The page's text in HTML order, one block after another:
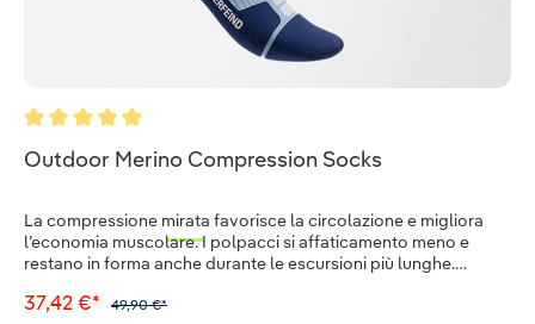
Valutazione media di 5 su 5 stelle
Outdoor Merino Compression Socks
La compressione mirata favorisce la circolazione e migliora
l’economia muscolare. I polpacci si affaticamento meno e
restano in forma anche durante le escursioni più lunghe.
straordinaria comodità: la fibra naturale mantiene il piede
37,42 €* 49,90 €*